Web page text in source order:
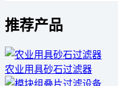
推荐产品
农业用具砂石过滤器